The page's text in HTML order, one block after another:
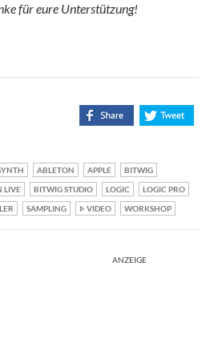
für eure Unterstützung!
ABLETON APPLE
BITWIG
LIVE BITWIG STUDIO LOGIC
LOGIC PRO
SAMPLING VIDEO WORKSHOP
ANZEIGE